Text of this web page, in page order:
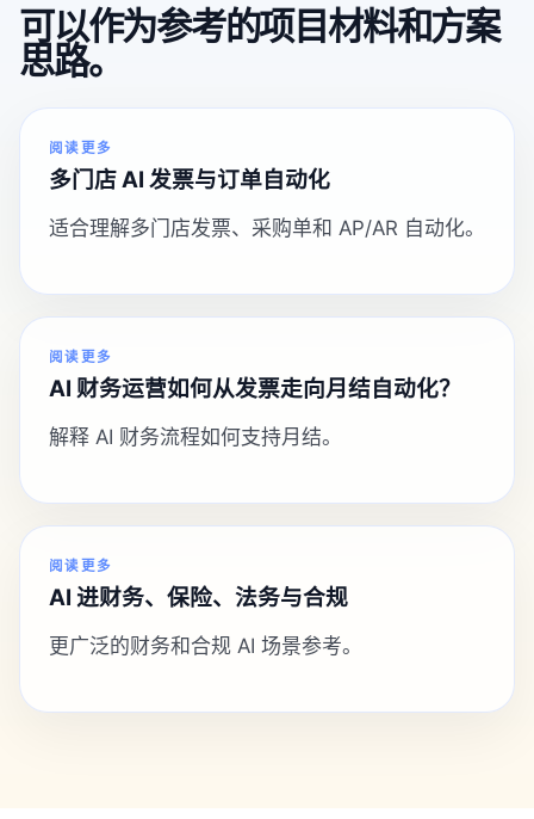
可以作为参考的项目材料和方案
思路。
阅读更多
多门店 AI 发票与订单自动化
适合理解多门店发票、采购单和 AP/AR 自动化。
阅读更多
AI 财务运营如何从发票走向月结自动化？
解释 AI 财务流程如何支持月结。
阅读更多
AI 进财务、保险、法务与合规
更广泛的财务和合规 AI 场景参考。